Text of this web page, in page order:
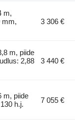
m,
mm,
3 306 €
m, piide
2,88
3 440 €
m, piide
h.j.
7 055 €